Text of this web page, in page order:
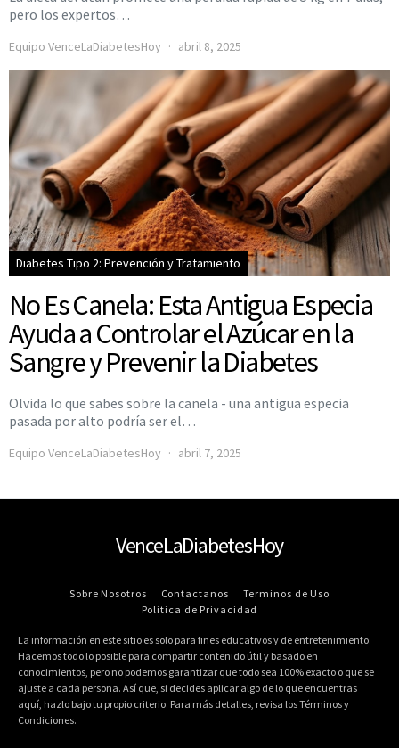
pero los expertos…
Equipo VenceLaDiabetesHoy abril 8, 2025
Diabetes Tipo 2: Prevención y Tratamiento
No Es Canela: Esta Antigua Especia
Ayuda a Controlar el Azúcar en la
Sangre y Prevenir la Diabetes
Olvida lo que sabes sobre la canela - una antigua especia
pasada por alto podría ser el…
Equipo VenceLaDiabetesHoy abril 7, 2025
VenceLaDiabetesHoy
Sobre Nosotros Contactanos
Terminos de Uso
Politica de Privacidad
La información en este sitio es solo para fines educativos y de entretenimiento.
Hacemos todo lo posible para compartir contenido útil y basado en
conocimientos, pero no podemos garantizar que todo sea 100% exacto o que se
ajuste a cada persona. Así que, si decides aplicar algo de lo que encuentras
aquí, hazlo bajo tu propio criterio. Para más detalles, revisa los Términos y
Condiciones.